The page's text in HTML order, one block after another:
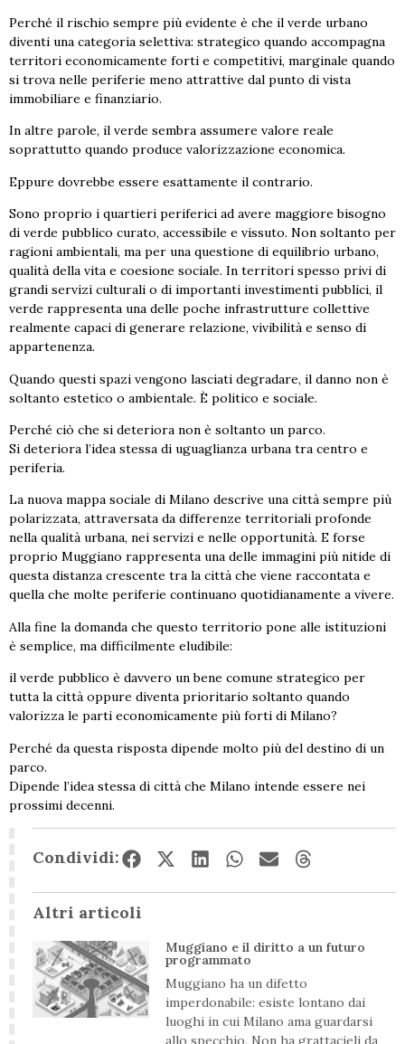
Perché il rischio sempre più evidente è che il verde urbano
diventi una categoria selettiva: strategico quando accompagna
territori economicamente forti e competitivi, marginale quando
si trova nelle periferie meno attrattive dal punto di vista
immobiliare e finanziario.
In altre parole, il verde sembra assumere valore reale
soprattutto quando produce valorizzazione economica.
Eppure dovrebbe essere esattamente il contrario.
Sono proprio i quartieri periferici ad avere maggiore bisogno
di verde pubblico curato, accessibile e vissuto. Non soltanto per
ragioni ambientali, ma per una questione di equilibrio urbano,
qualità della vita e coesione sociale. In territori spesso privi di
grandi servizi culturali o di importanti investimenti pubblici, il
verde rappresenta una delle poche infrastrutture collettive
realmente capaci di generare relazione, vivibilità e senso di
appartenenza.
Quando questi spazi vengono lasciati degradare, il danno non è
soltanto estetico o ambientale. È politico e sociale.
Perché ciò che si deteriora non è soltanto un parco.
Si deteriora l’idea stessa di uguaglianza urbana tra centro e
periferia.
La nuova mappa sociale di Milano descrive una città sempre più
polarizzata, attraversata da differenze territoriali profonde
nella qualità urbana, nei servizi e nelle opportunità. E forse
proprio Muggiano rappresenta una delle immagini più nitide di
questa distanza crescente tra la città che viene raccontata e
quella che molte periferie continuano quotidianamente a vivere.
Alla fine la domanda che questo territorio pone alle istituzioni
è semplice, ma difficilmente eludibile:
il verde pubblico è davvero un bene comune strategico per
tutta la città oppure diventa prioritario soltanto quando
valorizza le parti economicamente più forti di Milano?
Perché da questa risposta dipende molto più del destino di un
parco.
Dipende l’idea stessa di città che Milano intende essere nei
prossimi decenni.
Condividi:
Altri articoli
Muggiano e il diritto a un futuro
programmato
Muggiano ha un difetto
imperdonabile: esiste lontano dai
luoghi in cui Milano ama guardarsi
allo specchio. Non ha grattacieli da